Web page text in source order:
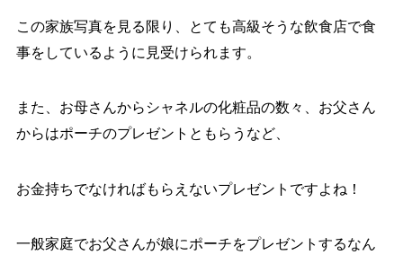
この家族写真を見る限り、とても高級そうな飲食店で食
事をしているように見受けられます。
また、お母さんからシャネルの化粧品の数々、お父さん
からはポーチのプレゼントともらうなど、
お金持ちでなければもらえないプレゼントですよね！
一般家庭でお父さんが娘にポーチをプレゼントするなん